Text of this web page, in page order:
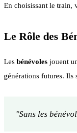
En choisissant le train,
Le Rôle des
Les bénévoles jouent
générations futures. Ils
"Sans les